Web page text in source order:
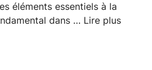
éléments essentiels à la
dans … Lire plus